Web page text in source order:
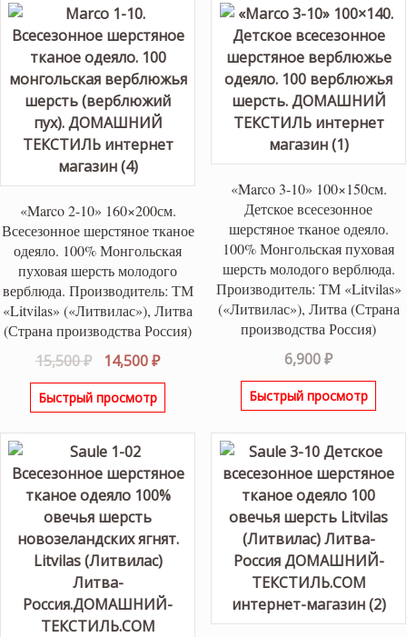
«Marco 2-10» 160×200см.
Всесезонное шерстяное тканое
одеяло. 100% Монгольская
пуховая шерсть молодого
верблюда. Производитель: ТМ
«Litvilas» («Литвилас»), Литва
(Страна производства Россия)
15,500₽
Первоначальная
цена
составляла
14,500₽Текущая
цена:
Быстрый просмотр
«Marco 3-10» 100×150см.
Детское всесезонное
шерстяное тканое одеяло.
100% Монгольская пуховая
шерсть молодого верблюда.
Производитель: ТМ «Litvilas»
(«Литвилас»), Литва (Страна
производства Россия)
6,900₽
Быстрый просмотр